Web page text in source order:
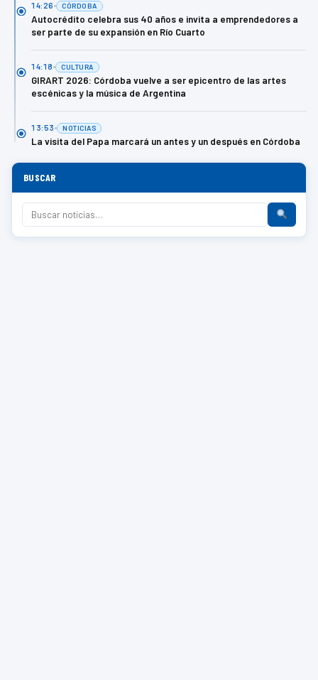
14:26 CÓRDOBA
Autocrédito celebra sus 40 años e invita a emprendedores a
ser parte de su expansión en Río Cuarto
14:18 CULTURA
GIRART 2026: Córdoba vuelve a ser epicentro de las artes
escénicas y la música de Argentina
13:53 NOTICIAS
La visita del Papa marcará un antes y un después en Córdoba
BUSCAR